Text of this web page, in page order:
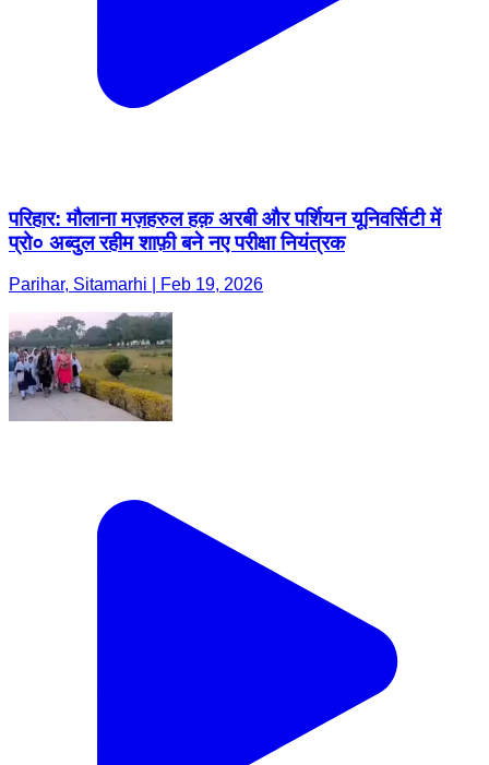
परिहार: मौलाना मज़हरुल हक़ अरबी और पर्शियन यूनिवर्सिटी में
प्रो० अब्दुल रहीम शाफ़ी बने नए परीक्षा नियंत्रक
Parihar, Sitamarhi | Feb 19, 2026